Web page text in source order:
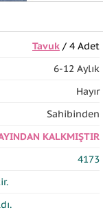
Tavuk/ 4 Adet
6-12 Aylık
Hayır
Sahibinden
KALKMIŞTIR
4173